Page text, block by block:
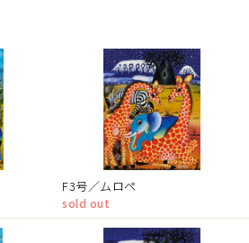
F3号／ムロペ
sold out